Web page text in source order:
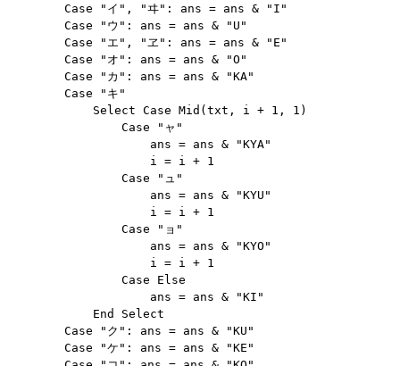
        Case "イ", "ヰ": ans = ans & "I"
        Case "ウ": ans = ans & "U"
        Case "エ", "ヱ": ans = ans & "E"
        Case "オ": ans = ans & "O"
        Case "カ": ans = ans & "KA"
        Case "キ"
            Select Case Mid(txt, i + 1, 1)
                Case "ャ"
                    ans = ans & "KYA"
                    i = i + 1
                Case "ュ"
                    ans = ans & "KYU"
                    i = i + 1
                Case "ョ"
                    ans = ans & "KYO"
                    i = i + 1
                Case Else
                    ans = ans & "KI"
            End Select
        Case "ク": ans = ans & "KU"
        Case "ケ": ans = ans & "KE"